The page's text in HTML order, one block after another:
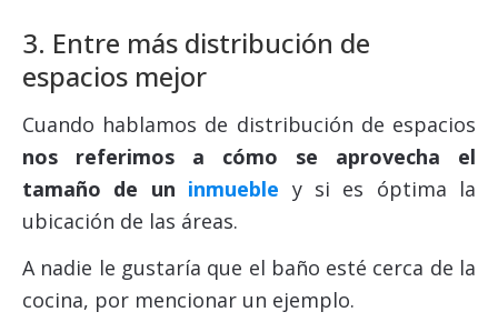
3. Entre más distribución de
espacios mejor
Cuando hablamos de distribución de espacios
nos referimos a cómo se aprovecha el
tamaño de un inmueble y si es óptima la
ubicación de las áreas.
A nadie le gustaría que el baño esté cerca de la
cocina, por mencionar un ejemplo.